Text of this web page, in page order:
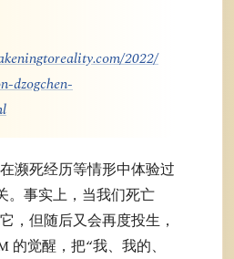
2022/
dzogchen-
濒死经历等情形中体验过
。事实上，当我们死亡
，但随后又会再度投生，
觉醒，把“我、我的、